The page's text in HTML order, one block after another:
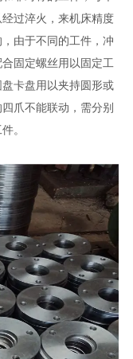
过淬火，来机床精度
由于不同的工件，冲
固定螺丝用以固定工
卡盘用以夹持圆形或
爪不能联动，需分别
。